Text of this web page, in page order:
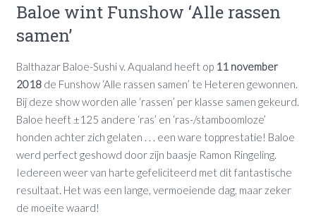
Baloe wint Funshow ‘Alle rassen
samen’
Balthazar Baloe-Sushi v. Aqualand heeft op 11 november
2018de Funshow ‘Alle rassen samen’ te Heteren gewonnen.
Bij deze show worden alle ‘rassen’ per klasse samen gekeurd.
Baloe heeft ±125 andere ‘ras’ en ‘ras-/stamboomloze’
honden achter zich gelaten . . . een ware topprestatie! Baloe
werd perfect geshowd door zijn baasje Ramon Ringeling.
Iedereen weer van harte gefeliciteerd met dit fantastische
resultaat. Het was een lange, vermoeiende dag, maar zeker
de moeite waard!